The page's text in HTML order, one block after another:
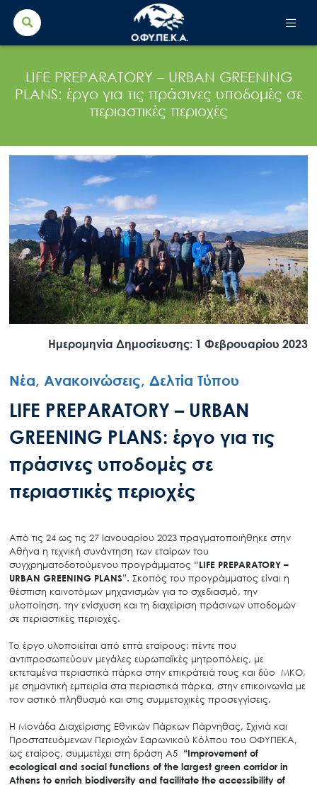
Search
for:
LIFE PREPARATORY – URBAN GREENING
PLANS: έργο για τις πράσινες υποδομές σε
περιαστικές περιοχές
Ημερομηνία Δημοσίευσης: 1 Φεβρουαρίου 2023
Νέα, Ανακοινώσεις, Δελτία Τύπου
LIFE PREPARATORY – URBAN
GREENING PLANS: έργο για τις
πράσινες υποδομές σε
περιαστικές περιοχές
Από τις 24 ως τις 27 Ιανουαρίου 2023 πραγματοποιήθηκε στην
Αθήνα η τεχνική συνάντηση των εταίρων του
συγχρηματοδοτούμενου προγράμματος “LIFE PREPARATORY–
URBAN GREENING PLANS”. Σκοπός του προγράμματος είναι η
θέσπιση καινοτόμων μηχανισμών για το σχεδιασμό, την
υλοποίηση, την ενίσχυση και τη διαχείριση πράσινων υποδομών
σε περιαστικές περιοχές.
Το έργο υλοποιείται από επτά εταίρους: πέντε που
αντιπροσωπεύουν μεγάλες ευρωπαϊκές μητροπόλεις, με
εκτεταμένα περιαστικά πάρκα στην επικράτειά τους και δύο ΜΚΟ,
με σημαντική εμπειρία στα περιαστικά πάρκα, στην επικοινωνία με
τον αστικό πληθυσμό και στις συμμετοχικές προσεγγίσεις.
Η Μονάδα Διαχείρισης Εθνικών Πάρκων Πάρνηθας, Σχινιά και
Προστατευόμενων Περιοχών Σαρωνικού Κόλπου του ΟΦΥΠΕΚΑ,
ως εταίρος, συμμετέχει στη δράση Α5 “Improvement of
ecological and social functions of the largest green corridor in
Athens to enrich biodiversity and facilitate the accessibility of